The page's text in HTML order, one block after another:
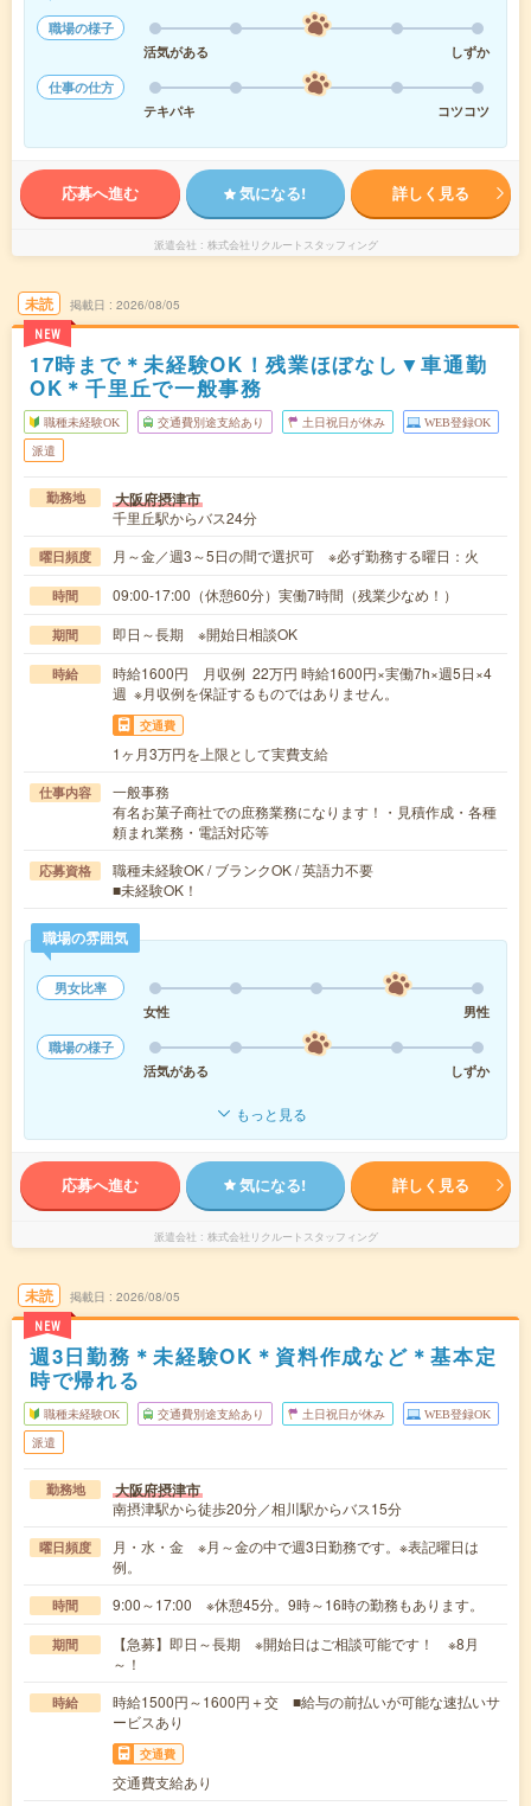
職場の様子
活気がある
しずか
仕事の仕方
テキパキ
コツコツ
応募へ進む 気になる! 詳しく見る
派遣会社 株式会社リクルートスタッフィング
未読
NEW
掲載日 2026/08/05
17時まで＊未経験OK！残業ほぼなし▼車通勤
OK＊千里丘で一般事務
職種未経験OK 交通費別途支給あり 土日祝日が休み WEB登録OK
派遣
勤務地 大阪府摂津市
千里丘駅からバス24分
曜日頻度 月～金／週3～5日の間で選択可 ※必ず勤務する曜日：火
時間 09:00-17:00（休憩60分）実働7時間（残業少なめ！）
期間 即日～長期 ※開始日相談OK
時給
時給1600円 月収例 22万円 時給1600円×実働7h×週5日×4
週 ※月収例を保証するものではありません。
交通費
1ヶ月3万円を上限として実費支給
仕事内容
一般事務
有名お菓子商社での庶務業務になります！・見積作成・各種
頼まれ業務・電話対応等
応募資格
職種未経験OK / ブランクOK / 英語力不要
■未経験OK！
職場の雰囲気
男女比率
女性
男性
職場の様子
活気がある
しずか
もっと見る
応募へ進む 気になる! 詳しく見る
派遣会社 株式会社リクルートスタッフィング
未読
NEW
掲載日 2026/08/05
週3日勤務＊未経験OK＊資料作成など＊基本定
時で帰れる
職種未経験OK 交通費別途支給あり 土日祝日が休み WEB登録OK
派遣
勤務地 大阪府摂津市
南摂津駅から徒歩20分／相川駅からバス15分
曜日頻度
月・水・金 ※月～金の中で週3日勤務です。※表記曜日は
例。
時間 9:00～17:00 ※休憩45分。9時～16時の勤務もあります。
期間
【急募】即日～長期 ※開始日はご相談可能です！ ※8月
～！
時給
時給1500円～1600円＋交 ■給与の前払いが可能な速払いサ
ービスあり
交通費
交通費支給あり